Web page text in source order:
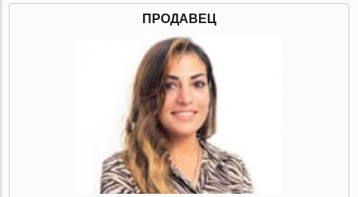
ПРОДАВЕЦ